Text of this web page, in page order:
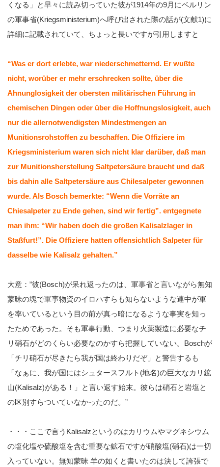
くなる」と早々に読み切っていた彼が1914年の9月にベルリン
の軍事省(Kriegsministerium)へ呼び出された際の話が(文献1)に
詳細に記載されていて、ちょっと長いですが引用しますと
“Was er dort erlebte, war niederschmetternd. Er wußte
nicht, worüber er mehr erschrecken sollte, über die
Ahnunglosigkeit der obersten militärischen Führung in
chemischen Dingen oder über die Hoffnungslosigkeit, auch
nur die allernotwendigsten Mindestmengen an
Munitionsrohstoffen zu beschaffen. Die Offiziere im
Kriegsministerium waren sich nicht klar darüber, daß man
zur Munitionsherstellung Saltpetersäure braucht und daß
bis dahin alle Saltpetersäure aus Chilesalpeter gewonnen
wurde. Als Bosch bemerkte: “Wenn die Vorräte an
Chiesalpeter zu Ende gehen, sind wir fertig”. entgegnete
man ihm: “Wir haben doch die großen Kalisalzlager in
Staßfurt!”. Die Offiziere hatten offensichtlich Salpeter für
dasselbe wie Kalisalz gehalten.”
大意：”彼(Bosch)が呆れ返ったのは、軍事省と言いながら無知
蒙昧の塊で軍事物資のイロハすらも知らないような連中が軍
を率いているという目の前が真っ暗になるような事実を知っ
たためであった。そも軍事行動、つまり火薬製造に必要なチ
リ硝石がどのくらい必要なのかすら把握していない。Boschが
「チリ硝石が尽きたら我が国は終わりだぞ」と警告するも
「なぁに、我が国にはシュタースフルト(地名)の巨大なカリ鉱
山(Kalisalz)がある！」と言い返す始末。彼らは硝石と岩塩と
の区別すらついていなかったのだ。”
・・・ここで言うKalisalzというのはカリウムやマグネシウム
の塩化塩や硫酸塩を含む重要な鉱石ですが硝酸塩(硝石)は一切
入っていない。無知蒙昧 羊の如くと書いたのは決して誇張で